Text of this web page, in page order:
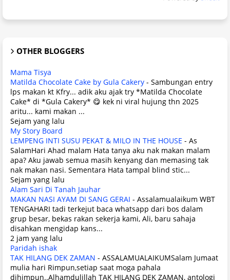
OTHER BLOGGERS
Mama Tisya
Matilda Chocolate Cake by Gula Cakery - Sambungan entry
lps makan kt Kfry... adik aku ajak try *Matilda Chocolate
Cake* di *Gula Cakery* 😋 kek ni viral hujung thn 2025
aritu... kami makan ...
Sejam yang lalu
My Story Board
LEMPENG INTI SUSU PEKAT & MILO IN THE HOUSE - As
SalamHari Ahad malam Hata tanya aku nak makan malam
apa? Aku jawab semua masih kenyang dan memasing tak
nak makan nasi. Sementara Hata tampal blind stic...
Sejam yang lalu
Alam Sari Di Tanah Jauhar
MAKAN NASI AYAM DI SANG GERAI - Assalamualaikum WBT
TENGAHARI tadi terkejut baca whatsapp dari bos dalam
grup besar, bekas rakan sekerja kami, Ali, baru sahaja
disahkan mengidap kans...
2 jam yang lalu
Paridah ishak
TAK HILANG DEK ZAMAN - ASSALAMUALAIKUMSalam Jumaat
mulia hari Rimpun,setiap saat moga pahala
dihimpun..Alhamdulillah TAK HILANG DEK ZAMAN, antologi